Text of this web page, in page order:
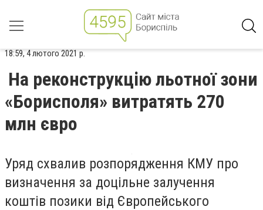
18:59, 4 лютого 2021 р.
На реконструкцію льотної зони
«Борисполя» витратять 270
млн євро
Уряд схвалив розпорядження КМУ про
визначення за доцільне залучення
коштів позики від Європейського